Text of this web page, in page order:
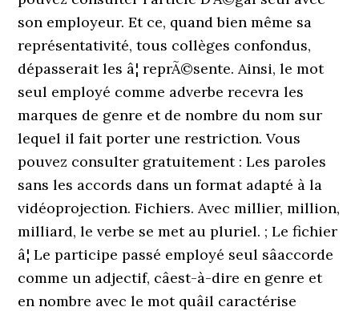
son employeur. Et ce, quand bien même sa
représentativité, tous collèges confondus,
dépasserait les â¦ reprÃ©sente. Ainsi, le mot
seul employé comme adverbe recevra les
marques de genre et de nombre du nom sur
lequel il fait porter une restriction. Vous
pouvez consulter gratuitement : Les paroles
sans les accords dans un format adapté à la
vidéoprojection. Fichiers. Avec millier, million,
milliard, le verbe se met au pluriel. ; Le fichier
â¦ Le participe passé employé seul sâaccorde
comme un adjectif, câest-à-dire en genre et
en nombre avec le mot quâil caractérise